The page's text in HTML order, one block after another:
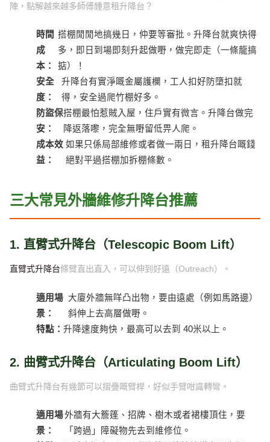
陣，點解越來越多師傅鍾意租升降台？
時間
成
本：
搭棚閒閒地搞幾日，仲要等審批。升降台就爽快得
多，即日到場即刻升起做嘢，做完即走（一條龍搞
掂）！
安全
度：
升降台有實淨嘅金屬護欄，工人扣好防墮扣就
得，安全過爬竹棚好多。
防盜保
安：
搭棚最怕惹賊入屋，住戶實有微言。升降台做完
降返落嚟，完全無嘢留低畀人爬。
成本效
益：
如果只係局部維修或者做一兩日，租升降台嘅錢
絕對平過搭棚加拆棚條數。
三大常見外牆維修升降台推薦
1. 直臂式升降台（Telescopic Boom Lift）
直臂式升降台條臂直出直入，可以伸到好遠（Outreach）。
適用場
景：
大廈外牆無咩凸出物，要由遠處（例如馬路邊）
斜伸上去高層做嘢。
特點： 升降速度夠快，最高可以去到 40米以上。
2. 曲臂式升降台（Articulating Boom Lift）
曲臂式升降台有幾節可以摺疊嘅臂桿，好似手臂咁識轉彎。
適用場
景：
外牆有大簷篷、招牌、樹木或者裙樓頂住，要
「跨過」障礙物先去到維修位。